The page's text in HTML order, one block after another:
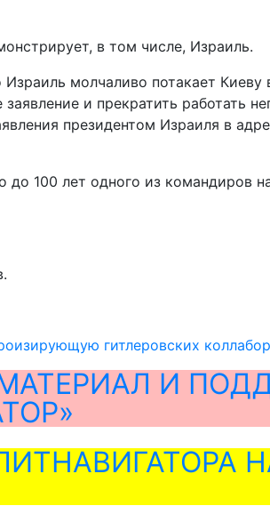
в том числе, Израиль.
молчаливо потакает
и прекратить работать
президентом Израиля в
100 лет одного из командиров
гитлеровских
И